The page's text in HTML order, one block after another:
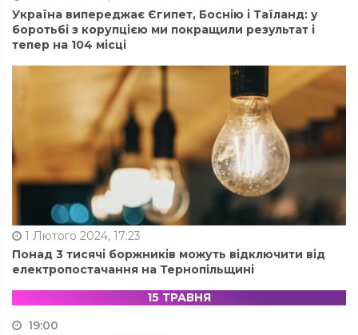
Україна випереджає Єгипет, Боснію і Таїланд: у
боротьбі з корупцією ми покращили результат і
тепер на 104 місці
1 Лютого 2024, 17:23
Понад 3 тисячі боржників можуть відключити від
електропостачання на Тернопільщині
15 ТРАВНЯ
19:00